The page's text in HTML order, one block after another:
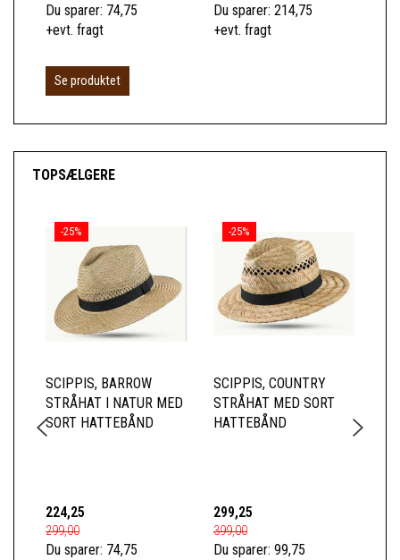
Du sparer: 74,75
+evt. fragt
Se produktet
Du sparer: 214,75
+evt. fragt
TOPSÆLGERE
-25%
SCIPPIS, BARROW
STRÅHAT I NATUR MED
SORT HATTEBÅND
224,25
299,00
Du sparer: 74,75
-25%
SCIPPIS, COUNTRY
STRÅHAT MED SORT
HATTEBÅND
299,25
399,00
Du sparer: 99,75